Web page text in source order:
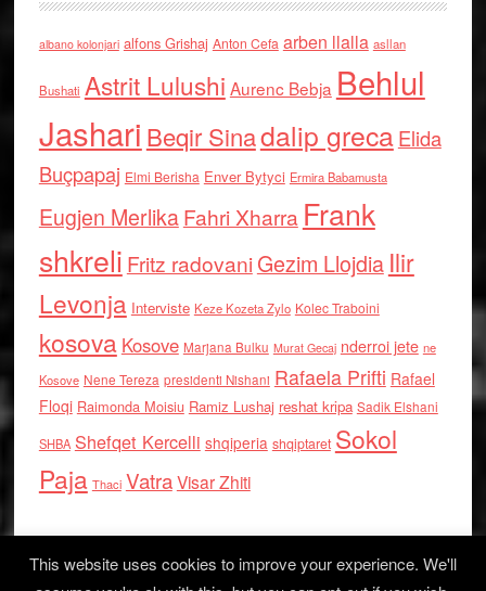
albano kolonjari alfons Grishaj Anton Cefa arben llalla asllan
Bushati Astrit Lulushi Aurenc Bebja Behlul
Jashari Beqir Sinadalip grecaElida
Buçpapaj Elmi Berisha Enver Bytyci Ermira Babamusta
Eugjen MerlikaFahri Xharra Frank
shkreli Fritz radovaniGezim Llojdia Ilir
Levonja Interviste Keze Kozeta Zylo Kolec Traboini
kosova Kosove Marjana Bulku Murat Gecaj nderroi jete ne
Kosove Nene Tereza presidenti Nishani Rafaela Prifti Rafael
Floqi Raimonda Moisiu Ramiz Lushaj reshat kripa Sadik Elshani
SHBA Shefqet Kercelli shqiperia shqiptaret Sokol
Paja Thaci VatraVisar Zhiti
This website uses cookies to improve your experience. We'll